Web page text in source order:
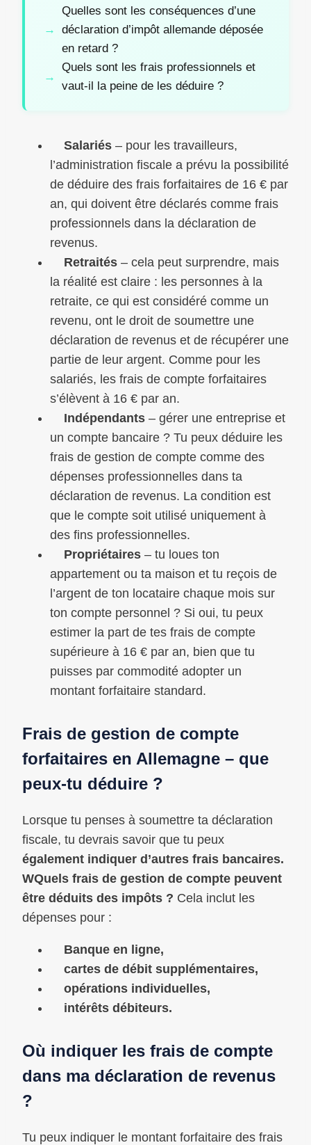
Quelles sont les conséquences d’une
déclaration d’impôt allemande déposée
en retard ?
Quels sont les frais professionnels et
vaut-il la peine de les déduire ?
Salariés – pour les travailleurs,
l’administration fiscale a prévu la possibilité
de déduire des frais forfaitaires de 16 € par
an, qui doivent être déclarés comme frais
professionnels dans la déclaration de
revenus.
Retraités – cela peut surprendre, mais
la réalité est claire : les personnes à la
retraite, ce qui est considéré comme un
revenu, ont le droit de soumettre une
déclaration de revenus et de récupérer une
partie de leur argent. Comme pour les
salariés, les frais de compte forfaitaires
s’élèvent à 16 € par an.
Indépendants – gérer une entreprise et
un compte bancaire ? Tu peux déduire les
frais de gestion de compte comme des
dépenses professionnelles dans ta
déclaration de revenus. La condition est
que le compte soit utilisé uniquement à
des fins professionnelles.
Propriétaires – tu loues ton
appartement ou ta maison et tu reçois de
l’argent de ton locataire chaque mois sur
ton compte personnel ? Si oui, tu peux
estimer la part de tes frais de compte
supérieure à 16 € par an, bien que tu
puisses par commodité adopter un
montant forfaitaire standard.
Frais de gestion de compte
forfaitaires en Allemagne – que
peux-tu déduire ?
Lorsque tu penses à soumettre ta déclaration
fiscale, tu devrais savoir que tu peux
également indiquer d’autres frais bancaires.
WQuels frais de gestion de compte peuvent
être déduits des impôts ? Cela inclut les
dépenses pour :
Banque en ligne,
cartes de débit supplémentaires,
opérations individuelles,
intérêts débiteurs.
Où indiquer les frais de compte
dans ma déclaration de revenus
?
Tu peux indiquer le montant forfaitaire des frais